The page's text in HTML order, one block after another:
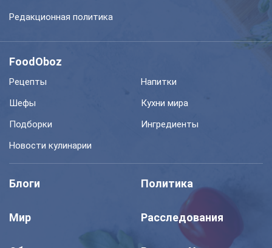
Редакционная политика
FoodOboz
Рецепты
Напитки
Шефы
Кухни мира
Подборки
Ингредиенты
Новости кулинарии
Блоги Политика
Мир Расследования